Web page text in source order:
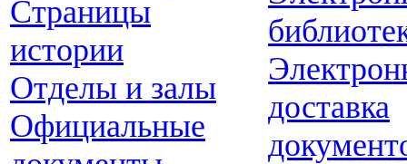
Страницы
истории
Отделы и залы
Официальные
доставка